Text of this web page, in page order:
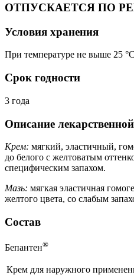
ОТПУСКАЕТСЯ ПО
Условия хранения
При температуре не выше 25 °C
Срок годности
3 года
Описание
Крем: мягкий, эластичный,
до белого с желтоватым
специфическим запахом.
Мазь: мягкая эластичная
желтого цвета, со слабым
Состав
Бепантен®
Крем для наружного